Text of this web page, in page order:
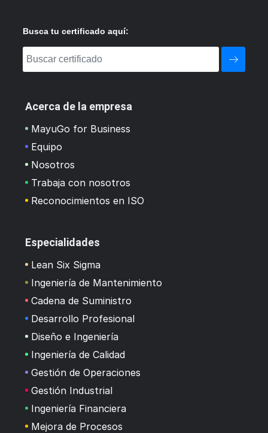
Busca tu certificado aquí:
Acerca de la empresa
MayuGo for Business
Equipo
Nosotros
Trabaja con nosotros
Reconocimientos en ISO
Especialidades
Lean Six Sigma
Ingeniería de Mantenimiento
Cadena de Suministro
Desarrollo Profesional
Diseño e Ingeniería
Ingeniería de Calidad
Gestión de Operaciones
Gestión Industrial
Ingeniería Financiera
Mejora de Procesos